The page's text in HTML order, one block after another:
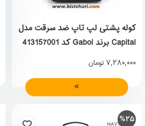
کوله پشتی لپ تاپ ضد سرقت مدل
Capital برند Gabol کد 413157001
7,280,000 تومان
%25